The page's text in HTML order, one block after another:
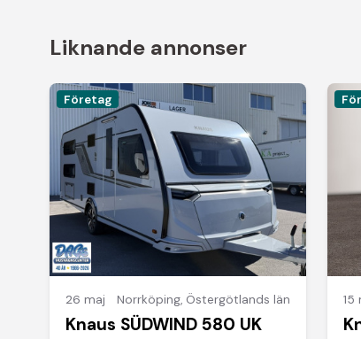
Liknande annonser
Företag
26 maj Norrköping, Östergötlands län
Knaus SÜDWIND 580 UK
15